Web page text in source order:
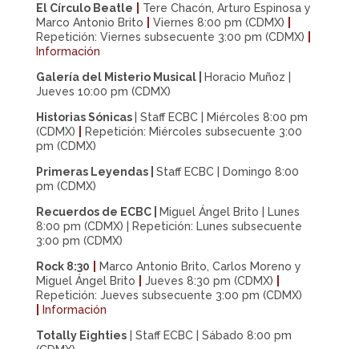
El Círculo Beatle
Tere Chacón, Arturo Espinosa y
Marco Antonio Brito
Viernes 8:00 pm (CDMX)
Repetición: Viernes subsecuente 3:00 pm (CDMX)
Información
Galería del Misterio Musical | Horacio Muñoz |
Jueves 10:00 pm (CDMX)
Historias Sónicas | Staff ECBC | Miércoles 8:00 pm
(CDMX)
Repetición: Miércoles subsecuente 3:00
pm (CDMX)
Primeras Leyendas
Staff ECBC | Domingo 8:00
pm (CDMX)
Recuerdos de ECBC
Miguel Ángel Brito | Lunes
8:00 pm (CDMX) | Repetición: Lunes subsecuente
3:00 pm (CDMX)
Rock 8:30
Marco Antonio Brito, Carlos Moreno y
Miguel Ángel Brito
Jueves 8:30 pm (CDMX)
Repetición: Jueves subsecuente 3:00 pm (CDMX)
Información
Totally Eighties | Staff ECBC | Sábado 8:00 pm